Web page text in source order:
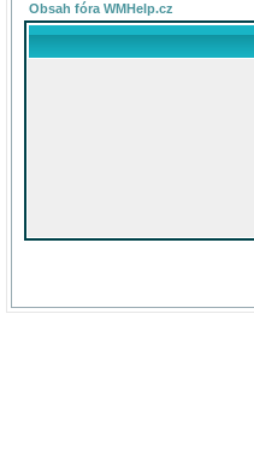
Obsah fóra WMHelp.cz